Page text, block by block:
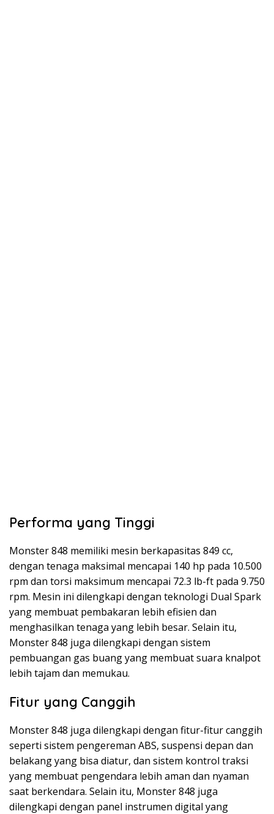
Performa yang Tinggi
Monster 848 memiliki mesin berkapasitas 849 cc,
dengan tenaga maksimal mencapai 140 hp pada 10.500
rpm dan torsi maksimum mencapai 72.3 lb-ft pada 9.750
rpm. Mesin ini dilengkapi dengan teknologi Dual Spark
yang membuat pembakaran lebih efisien dan
menghasilkan tenaga yang lebih besar. Selain itu,
Monster 848 juga dilengkapi dengan sistem
pembuangan gas buang yang membuat suara knalpot
lebih tajam dan memukau.
Fitur yang Canggih
Monster 848 juga dilengkapi dengan fitur-fitur canggih
seperti sistem pengereman ABS, suspensi depan dan
belakang yang bisa diatur, dan sistem kontrol traksi
yang membuat pengendara lebih aman dan nyaman
saat berkendara. Selain itu, Monster 848 juga
dilengkapi dengan panel instrumen digital yang